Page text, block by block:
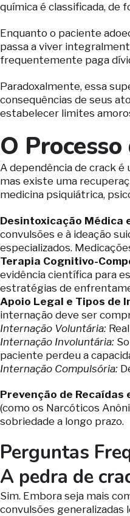
química é classificada, de
Enquanto o paciente
passa a viver
frequentemente paga
Paradoxalmente, essa
consequências de seus
estabelecer limites
O
A dependência de crack é
mas existe uma
medicina psiquiátrica,
Desintoxicação Médica
convulsões e à ideação
especializados.
Terapia Cognitivo-
evidência científica para
estratégias de
Apoio Legal e Tipos de
internação deve ser
Internação Voluntária:
Internação Involuntária:
paciente perdeu a
Internação Compulsória:
Prevenção de Recaídas
(como os Narcóticos
sobriedade a longo prazo.
Perguntas
A pedra de
Sim. Embora seja mais
convulsões generalizadas